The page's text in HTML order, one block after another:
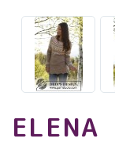
ELENA